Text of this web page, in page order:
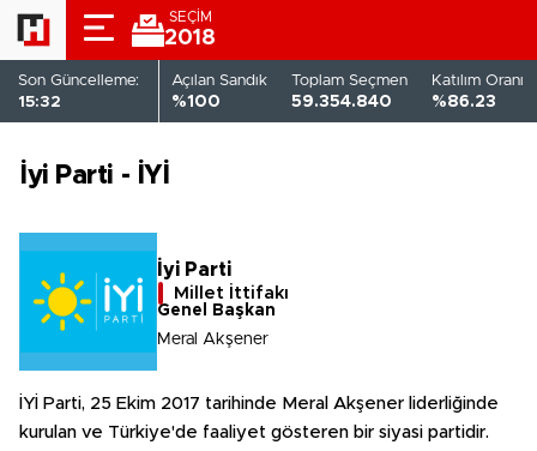
SEÇİM
2018
Son Güncelleme:
15:32
Açılan Sandık
%100
Toplam Seçmen
59.354.840
Katılım Oranı
%86.23
İyi Parti - İYİ
İyi Parti
Millet İttifakı
Genel Başkan
Meral Akşener
İYİ Parti, 25 Ekim 2017 tarihinde Meral Akşener liderliğinde
kurulan ve Türkiye'de faaliyet gösteren bir siyasi partidir.